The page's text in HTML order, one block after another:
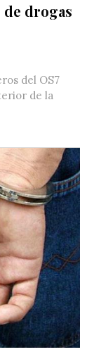
drogas
del OS7
de la